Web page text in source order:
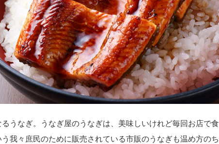
うなぎ。うなぎ屋のうなぎは、美味しいけれど毎回お店で食
我々庶民のために販売されている市販のうなぎも温め方のち